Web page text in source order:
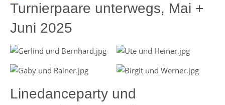
Turnierpaare unterwegs, Mai +
Juni 2025
Linedanceparty und